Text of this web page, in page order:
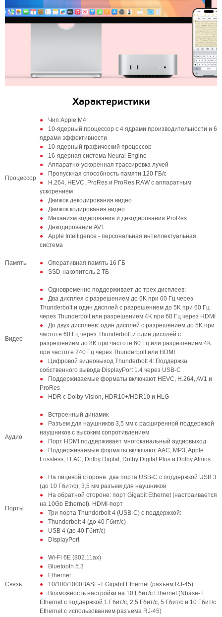
Характеристики
Процессор
Чип Apple M4
10-ядерный процессор с 4 ядрами производительности и 6
ядрами эффективности
10-ядерный графический процессор
16‑ядерная система Neural Engine
Аппаратно-ускоренная трассировка лучей
Пропускная способность памяти 120 ГБ/с
H.264, HEVC, ProRes и ProRes RAW с аппаратным
ускорением
Движок декодирования видео
Движок кодирования видео
Механизм кодирования и декодирования ProRes
Декодирование AV1
Apple Intelligence - персональная интеллектуальная
система
Память
Оперативная память 16 ГБ
SSD‑накопитель 2 ТБ
Видео
Одновременно поддерживает до трех дисплеев:
Два дисплея с разрешением до 6K при 60 Гц через
Thunderbolt и один дисплей с разрешением до 5K при 60 Гц
через Thunderbolt или разрешением 4K при 60 Гц через HDMI
До двух дисплеев: один дисплей с разрешением до 5K при
частоте 60 Гц через Thunderbolt и один дисплей с
разрешением до 8K при частоте 60 Гц или разрешением 4K
при частоте 240 Гц через Thunderbolt или HDMI
Цифровой видеовыход Thunderbolt 4: Поддержка
собственного вывода DisplayPort 1.4 через USB-C
Поддерживаемые форматы включают HEVC, H.264, AV1 и
ProRes
HDR с Dolby Vision, HDR10+/HDR10 и HLG
Аудио
Встроенный динамик
Разъем для наушников 3,5 мм с расширенной поддержкой
наушников с высоким сопротивлением
Порт HDMI поддерживает многоканальный аудиовыход
Поддерживаемые форматы включают AAC, MP3, Apple
Lossless, FLAC, Dolby Digital, Dolby Digital Plus и Dolby Atmos
Порты
На лицевой стороне: два порта USB-C с поддержкой USB 3
(до 10 Гбит/с), 3,5 мм разъем для наушников
На обратной стороне: порт Gigabit Ethernet (настраивается
на 10Gb Ethernet), HDMI-порт
Три порта Thunderbolt 4 (USB-C) с поддержкой:
Thunderbolt 4 (до 40 Гбит/с)
USB 4 (до 40 Гбит/с)
DisplayPort
Связь
Wi-Fi 6E (802.11ax)
Bluetooth 5.3
Ethernet
10/100/1000BASE-T Gigabit Ethernet (разъем RJ-45)
Возможность настройки на 10 Гбит/с Ethernet (Nbase-T
Ethernet с поддержкой 1 Гбит/с, 2,5 Гбит/с, 5 Гбит/с и 10 Гбит/с
Ethernet с использованием разъема RJ-45)